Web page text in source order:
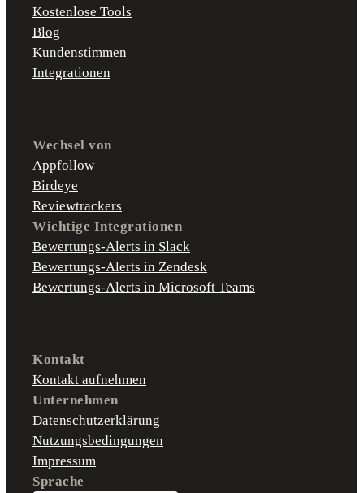
Kostenlose Tools
Blog
Kundenstimmen
Integrationen
Wechsel von
Appfollow
Birdeye
Reviewtrackers
Wichtige Integrationen
Bewertungs-Alerts in Slack
Bewertungs-Alerts in Zendesk
Bewertungs-Alerts in Microsoft Teams
Kontakt
Kontakt aufnehmen
Unternehmen
Datenschutzerklärung
Nutzungsbedingungen
Impressum
Sprache